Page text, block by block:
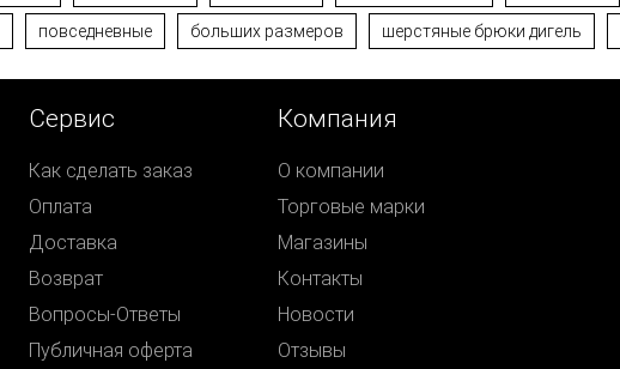
повседневные больших размеров шерстяные брюки дигель
Сервис
Как сделать заказ
Оплата
Доставка
Возврат
Вопросы-Ответы
Публичная оферта
Компания
О компании
Торговые марки
Магазины
Контакты
Новости
Отзывы